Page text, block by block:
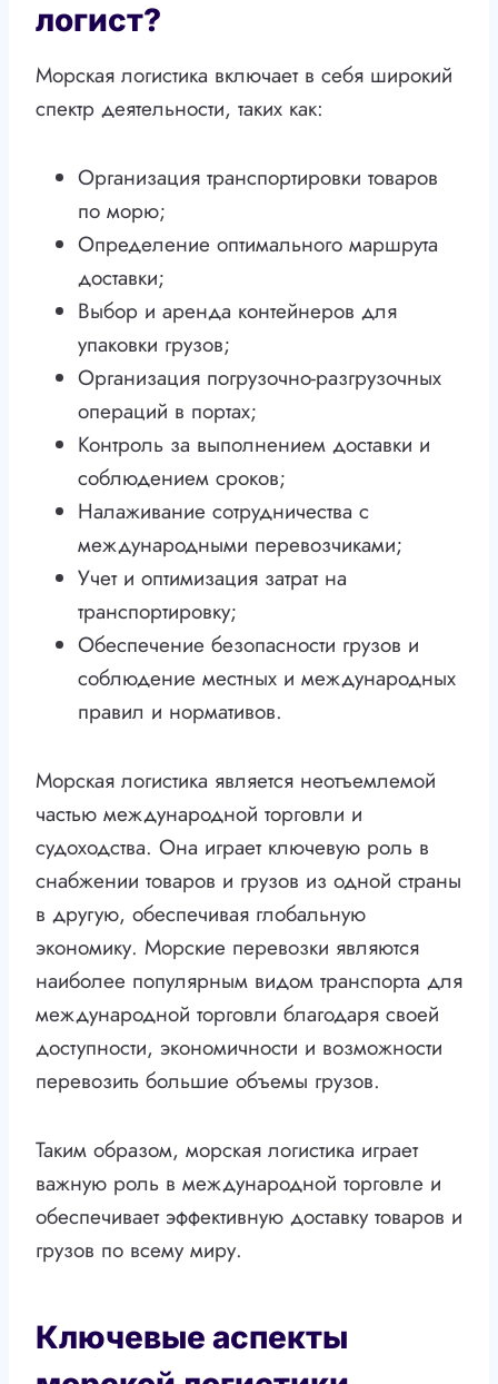
логист?
Морская логистика включает в себя широкий
спектр деятельности, таких как:
Организация транспортировки товаров
по морю;
Определение оптимального маршрута
доставки;
Выбор и аренда контейнеров для
упаковки грузов;
Организация погрузочно-разгрузочных
операций в портах;
Контроль за выполнением доставки и
соблюдением сроков;
Налаживание сотрудничества с
международными перевозчиками;
Учет и оптимизация затрат на
транспортировку;
Обеспечение безопасности грузов и
соблюдение местных и международных
правил и нормативов.
Морская логистика является неотъемлемой
частью международной торговли и
судоходства. Она играет ключевую роль в
снабжении товаров и грузов из одной страны
в другую, обеспечивая глобальную
экономику. Морские перевозки являются
наиболее популярным видом транспорта для
международной торговли благодаря своей
доступности, экономичности и возможности
перевозить большие объемы грузов.
Таким образом, морская логистика играет
важную роль в международной торговле и
обеспечивает эффективную доставку товаров и
грузов по всему миру.
Ключевые аспекты